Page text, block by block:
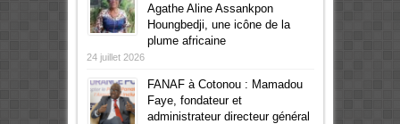
Agathe Aline Assankpon
Houngbedji, une icône de la
plume africaine
24 juillet 2026
FANAF à Cotonou : Mamadou
Faye, fondateur et
administrateur directeur général